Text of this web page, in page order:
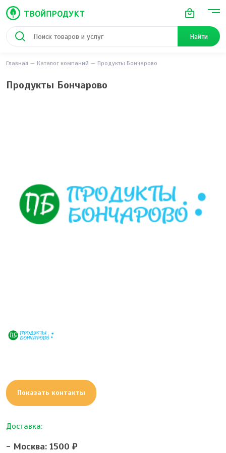
Найти
Главная Каталог компаний Продукты Бончарово
Продукты Бончарово
Показать контакты
Доставка:
- Москва: 1500 ₽